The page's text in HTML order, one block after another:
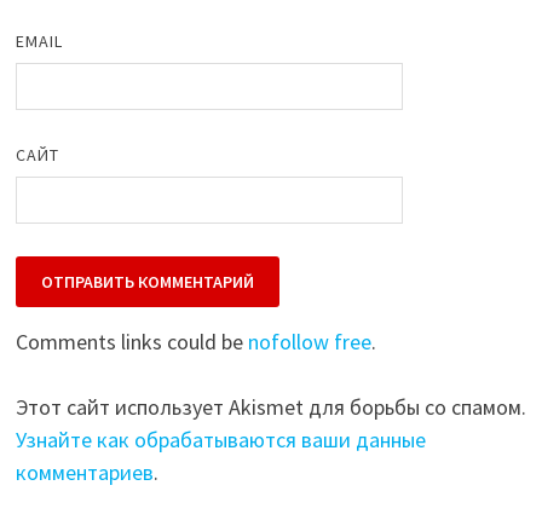
EMAIL
САЙТ
Comments links could be nofollow free.
Этот сайт использует Akismet для борьбы со спамом.
Узнайте как обрабатываются ваши данные
комментариев.